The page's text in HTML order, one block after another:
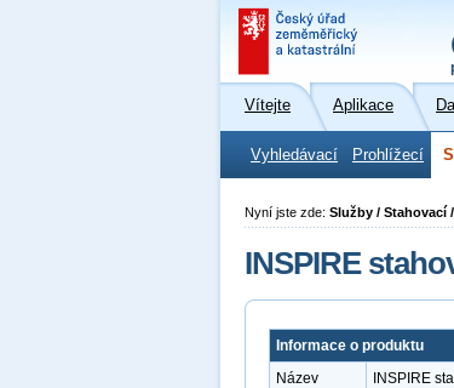
Vítejte Aplikace
Vyhledávací Prohlížecí
Nyní jste zde: Služby / Stahovací
INSPIRE
Informace o produktu
Název
INSPIRE